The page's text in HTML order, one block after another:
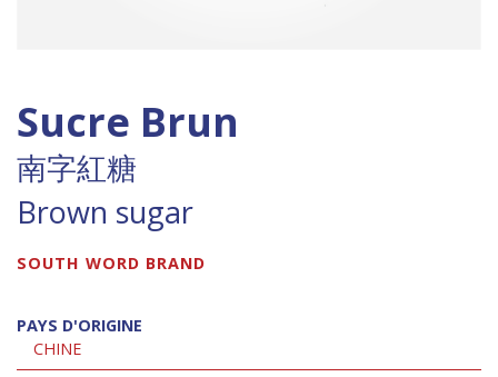
Sucre Brun
南字紅糖
Brown sugar
SOUTH WORD BRAND
PAYS D'ORIGINE
CHINE